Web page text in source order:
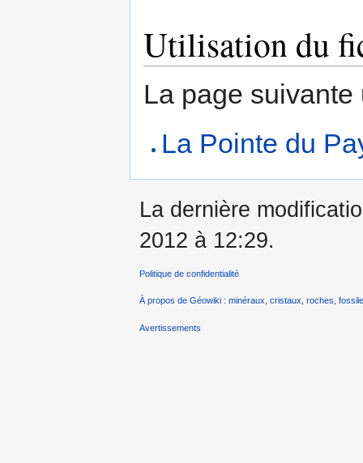
Utilisation du
La page
La Pointe du
La dernière
2012 à 12:29.
Politique de confidentialité
À propos de Géowiki : minéraux, cristaux, roches,
Avertissements